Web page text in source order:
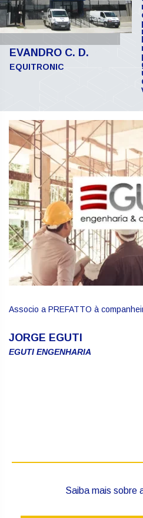
EVANDRO C. D.
EQUITRONIC
Associo a PREFATTO à
JORGE EGUTI
EGUTI ENGENHARIA
Saiba mais sobre